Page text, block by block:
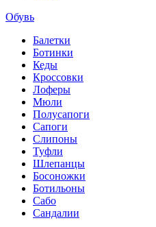
Обувь
Балетки
Ботинки
Кеды
Кроссовки
Лоферы
Мюли
Полусапоги
Сапоги
Слипоны
Туфли
Шлепанцы
Босоножки
Ботильоны
Сабо
Сандалии